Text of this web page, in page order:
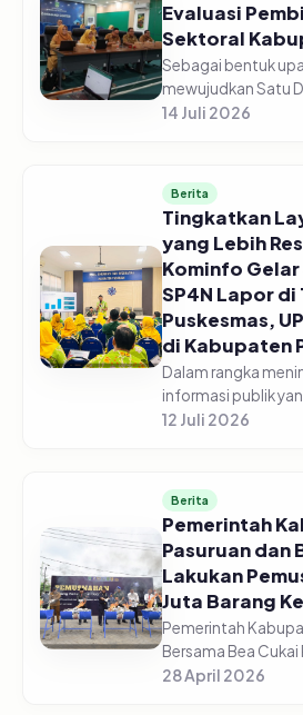
Evaluasi
Sektoral
Sebagai bentuk
mewujudkan Satu
Dinas Komunikasi
Statistik Se...
14 Juli 2026
Berita
Tingkatkan
yang Lebih
Kominfo
SP4N Lapor
Puskesmas,
di Kabupaten
Dalam rangka
informasi publik
Pemerintah
12 Juli 2026
Berita
Pemerintah
Pasuruan dan
Lakukan
Juta Barang
Pemerintah
Bersama Bea Cukai
melaksanakan
28 April 2026